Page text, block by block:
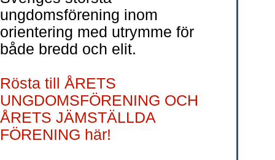
ungdomsförening inom
orientering med utrymme för
både bredd och elit.
Rösta till ÅRETS
UNGDOMSFÖRENING OCH
ÅRETS JÄMSTÄLLDA
FÖRENING här!